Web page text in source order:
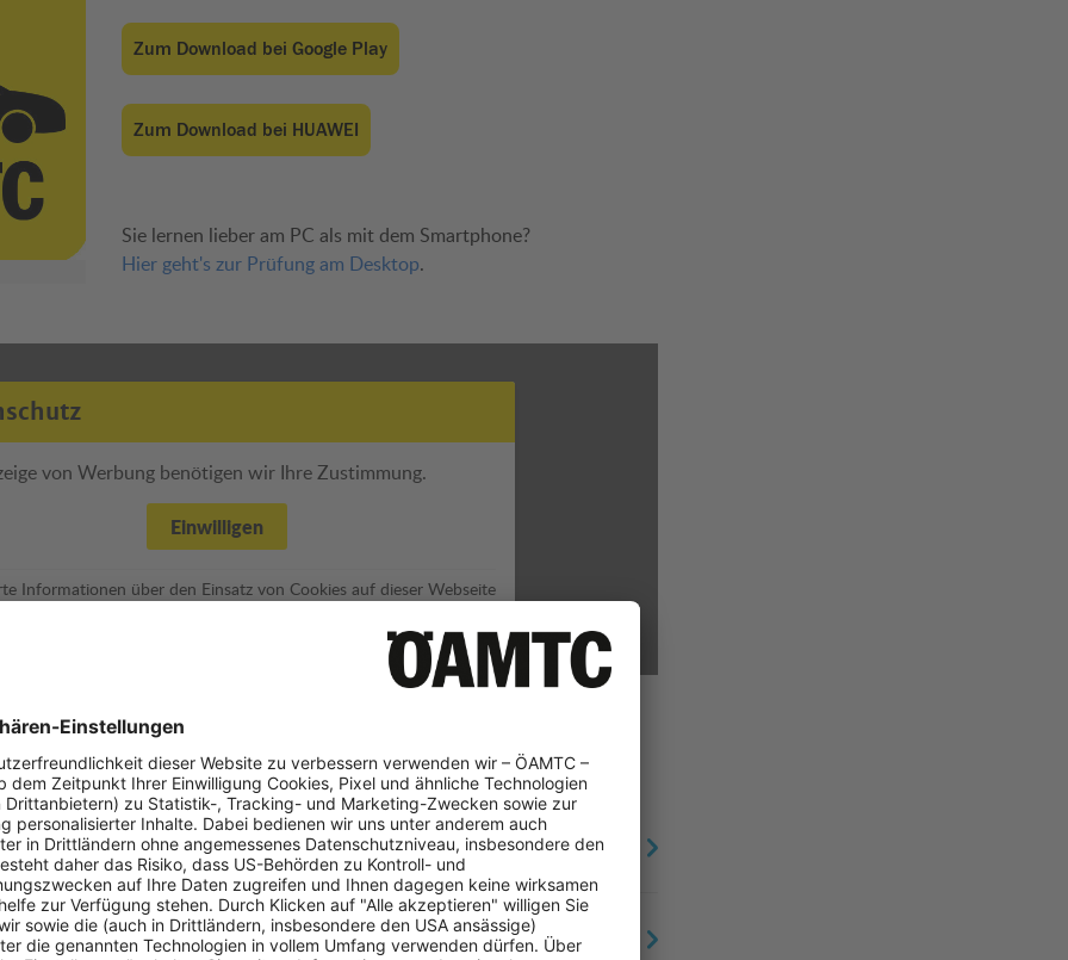
Zum Download bei Google Play
Zum Download bei HUAWEI
Sie lernen lieber am PC als mit dem Smartphone?
Hier geht's zur Prüfung am Desktop.
von Werbung benötigen wir Ihre Zustimmung.
Einwilligen
Informationen über den Einsatz von Cookies auf dieser Webseite
in unsererDatenschutzerklärungund denCookie-Einstellungen.
Theorieprüfung in Österreich
Fragen zu Voraussetzungen, Prüfungsablauf und Fristen.
Theorieprüfung ab?
wirdam Computer in der Fahrschuleabgelegt. Die Prüfungsfragen
(also mit vorgegebenen Antwortmöglichkeiten) zu beantworten.
müssen für den Antritt erfüllt werden?